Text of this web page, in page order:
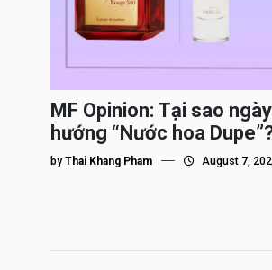
MF Opinion: Tại sao
hướng “Nước hoa
by Thai Khang Pham August 7,